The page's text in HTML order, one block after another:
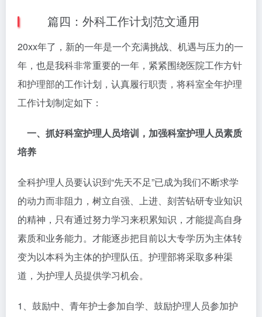
篇四：外科工作计划范文通用
20xx年了，新的一年是一个充满挑战、机遇与压力的一
年，也是我科非常重要的一年，紧紧围绕医院工作方针
和护理部的工作计划，认真履行职责，将科室全年护理
工作计划制定如下：
一、抓好科室护理人员培训，加强科室护理人员素质
培养
全科护理人员要认识到“先天不足”已成为我们不断求学
的动力而非阻力，树立自强、上进、刻苦钻研专业知识
的精神，只有通过努力学习来积累知识，才能提高自身
素质和业务能力。才能逐步把目前以大专学历为主体转
变为以本科为主体的护理队伍。护理部将采取多种渠
道，为护理人员提供学习机会。
1、鼓励中、青年护士参加自学、鼓励护理人员参加护